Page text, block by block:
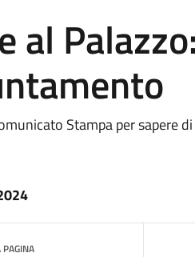
al
Stampa per sapere